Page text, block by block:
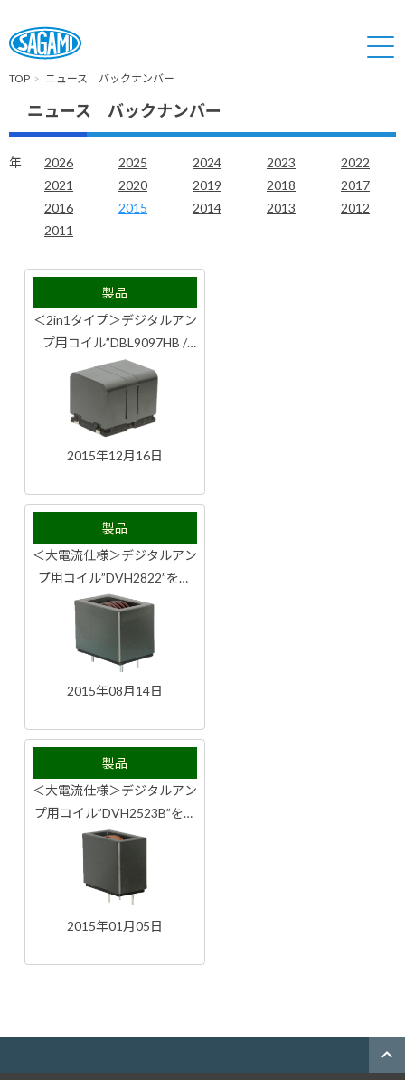
TOP ニュース バックナンバー
ニュース バックナンバー
年 2026 2025 2024 2023
2022
2021
2020 2019 2018
2017
2016
2015 2014 2013
2012
2011
製品
＜2in1タイプ＞デジタルアン
プ用コイル”DBL9097HB /
DBL1010HB”をリリース
2015年12月16日
製品
＜大電流仕様＞デジタルアン
プ用コイル”DVH2822”をリ
リース
2015年08月14日
製品
＜大電流仕様＞デジタルアン
プ用コイル”DVH2523B”をリ
リース
2015年01月05日
expand_less